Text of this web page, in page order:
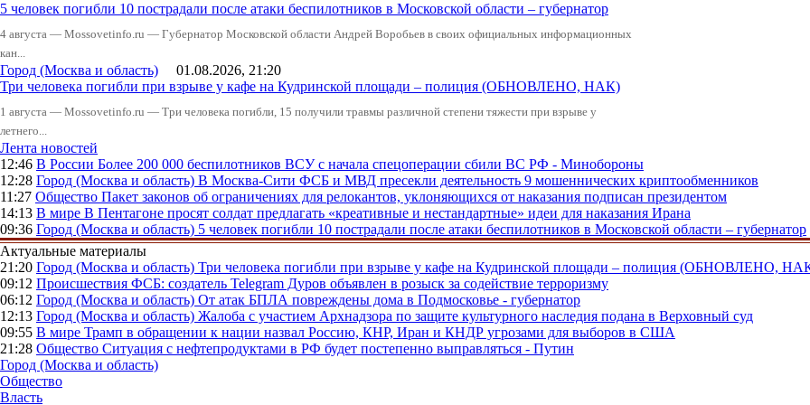
5 человек погибли 10 пострадали после атаки беспилотников в Московской области – губернатор
4 августа — Mossovetinfo.ru — Губернатор Московской области Андрей Воробьев в своих официальных информационных
кан...
Город (Москва и область) 01.08.2026, 21:20
Три человека погибли при взрыве у кафе на Кудринской площади – полиция (ОБНОВЛЕНО, НАК)
1 августа — Mossovetinfo.ru — Три человека погибли, 15 получили травмы различной степени тяжести при взрыве у
летнего...
Лента новостей
12:46 В России Более 200 000 беспилотников ВСУ с начала спецоперации сбили ВС РФ - Минобороны
12:28 Город (Москва и область) В Москва-Сити ФСБ и МВД пресекли деятельность 9 мошеннических криптообменников
11:27 Общество Пакет законов об ограничениях для релокантов, уклоняющихся от наказания подписан президентом
14:13 В мире В Пентагоне просят солдат предлагать «креативные и нестандартные» идеи для наказания Ирана
09:36 Город (Москва и область) 5 человек погибли 10 пострадали после атаки беспилотников в Московской области – губернатор
Актуальные материалы
21:20 Город (Москва и область) Три человека погибли при взрыве у кафе на Кудринской площади – полиция (ОБНОВЛЕНО,
09:12 Происшествия ФСБ: создатель Telegram Дуров объявлен в розыск за содействие терроризму
06:12 Город (Москва и область) От атак БПЛА повреждены дома в Подмосковье - губернатор
12:13 Город (Москва и область) Жалоба с участием Архнадзора по защите культурного наследия подана в Верховный суд
09:55 В мире Трамп в обращении к нации назвал Россию, КНР, Иран и КНДР угрозами для выборов в США
21:28 Общество Ситуация с нефтепродуктами в РФ будет постепенно выправляться - Путин
Город (Москва и область)
Общество
Власть